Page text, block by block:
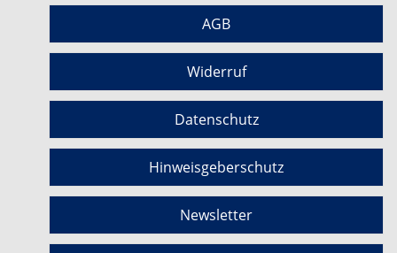
AGB
Widerruf
Datenschutz
Hinweisgeberschutz
Newsletter